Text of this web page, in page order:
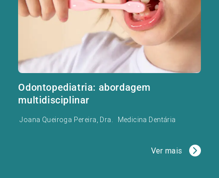
Odontopediatria: abordagem
multidisciplinar
Joana Queiroga Pereira, Dra. Medicina Dentária
Ver mais